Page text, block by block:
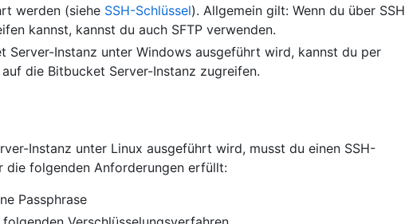
werden (siehe SSH-Schlüssel). Allgemein gilt: Wenn du über SSH
kannst, kannst du auch SFTP verwenden.
Server-Instanz unter Windows ausgeführt wird, kannst du per
die Bitbucket Server-Instanz zugreifen.
Instanz unter Linux ausgeführt wird, musst du einen SSH-
die folgenden Anforderungen erfüllt:
Passphrase